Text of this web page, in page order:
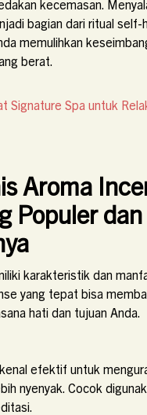
kecemasan.
bagian dari ritual self-
memulihkan
berat.
Signature Spa untuk
Aroma
Populer dan
karakteristik dan
yang tepat bisa
hati dan tujuan Anda.
efektif untuk
nyenyak. Cocok